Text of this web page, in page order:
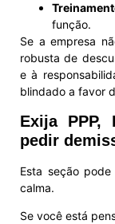
função.
Se a empresa
robusta de
e à
blindado a favor
Exija PPP,
pedir
Esta seção
calma.
Se você está